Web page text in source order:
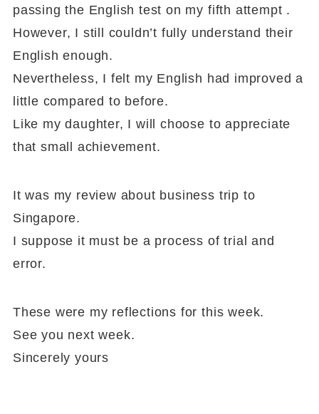
passing the English test on my fifth attempt .
However, I still couldn’t fully understand their
English enough.
Nevertheless, I felt my English had improved a
little compared to before.
Like my daughter, I will choose to appreciate
that small achievement.
It was my review about business trip to
Singapore.
I suppose it must be a process of trial and
error.
These were my reflections for this week.
See you next week.
Sincerely yours